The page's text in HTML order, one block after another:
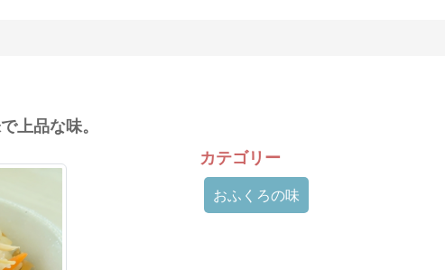
上品な味。
カテゴリー
おふくろの味